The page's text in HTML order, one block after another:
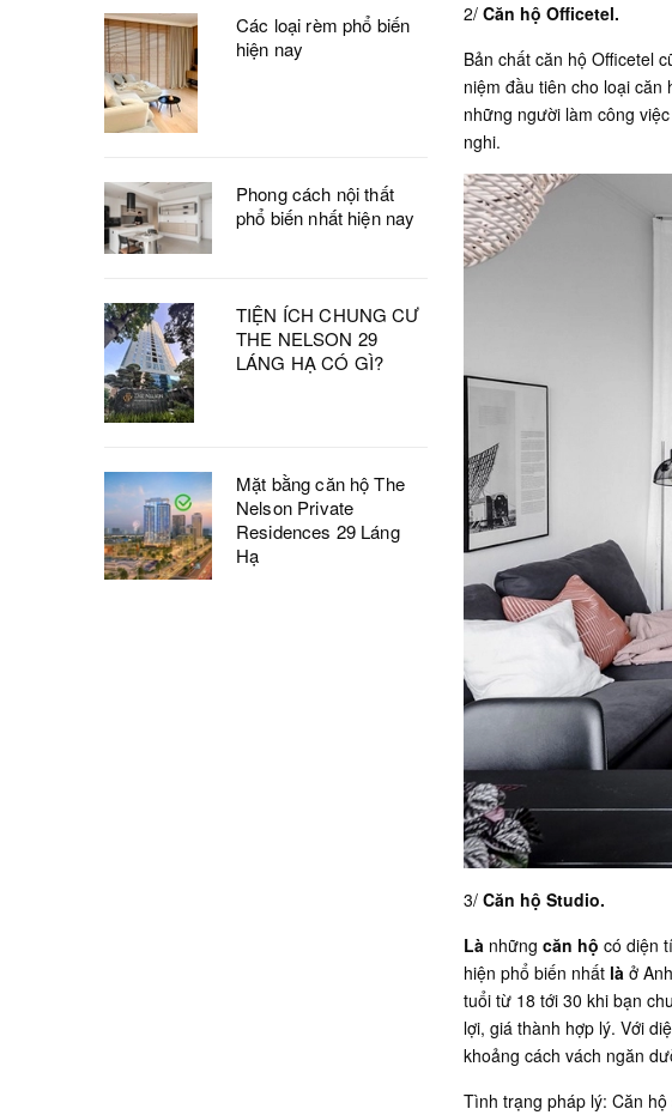
2/ Căn hộ Officetel.
Bản chất căn hộ Officetel
niệm đầu tiên cho loại
những người làm công
nghi.
3/ Căn hộ Studio.
Là những căn hộ có diện
hiện phổ biến nhất là ở
tuổi từ 18 tới 30 khi bạn
lợi, giá thành hợp lý. Với
khoảng cách vách ngăn
Tình trạng pháp lý: Căn
Các loại rèm phổ biến
hiện nay
Phong cách nội thất
phổ biến nhất hiện nay
TIỆN ÍCH CHUNG CƯ
THE NELSON 29
LÁNG HẠ CÓ GÌ?
Mặt bằng căn hộ The
Nelson Private
Residences 29 Láng
Hạ